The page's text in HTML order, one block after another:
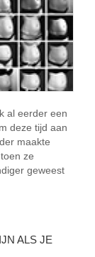
al eerder een
deze tijd aan
maakte
ze
geweest
ALS JE